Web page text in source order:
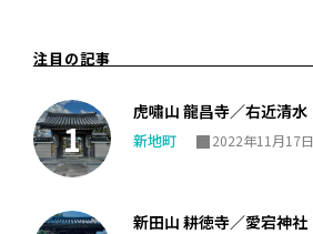
注目の記事
虎嘯山 龍昌寺／右近清水
新地町 2022年11月17日
新田山 耕徳寺／愛宕神社